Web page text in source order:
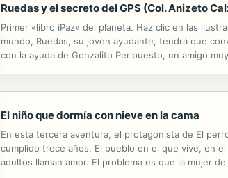
Ruedas y el secreto del GPS (Col. Anizeto
Primer «libro iPaz» del planeta. Haz clic en las
mundo, Ruedas, su joven ayudante, tendrá que
con la ayuda de Gonzalito Peripuesto, un amigo
El niño que dormía con nieve en la cama
En esta tercera aventura, el protagonista de El
cumplido trece años. El pueblo en el que vive, en
adultos llaman amor. El problema es que la mujer